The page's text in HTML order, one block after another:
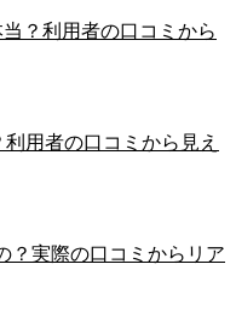
？利用者の口コミから
用者の口コミから見え
？実際の口コミからリア